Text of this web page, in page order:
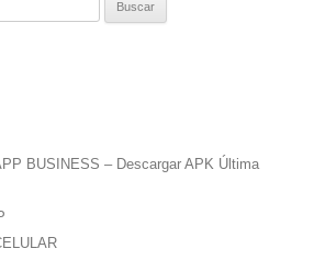
BUSINESS – Descargar APK Última